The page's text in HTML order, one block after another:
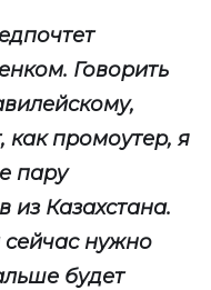
Говорить
промоутер, я
пару
из Казахстана.
нужно
будет